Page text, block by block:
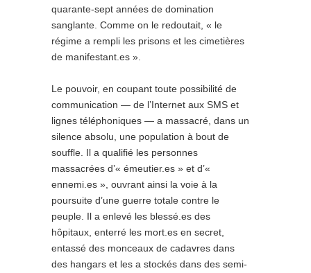
quarante-sept années de domination
sanglante. Comme on le redoutait, « le
régime a rempli les prisons et les cimetières
de manifestant.es ».
Le pouvoir, en coupant toute possibilité de
communication — de l’Internet aux SMS et
lignes téléphoniques — a massacré, dans un
silence absolu, une population à bout de
souffle. Il a qualifié les personnes
massacrées d’« émeutier.es » et d’«
ennemi.es », ouvrant ainsi la voie à la
poursuite d’une guerre totale contre le
peuple. Il a enlevé les blessé.es des
hôpitaux, enterré les mort.es en secret,
entassé des monceaux de cadavres dans
des hangars et les a stockés dans des semi-